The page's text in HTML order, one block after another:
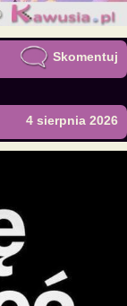
Skomentuj
4 sierpnia 2026